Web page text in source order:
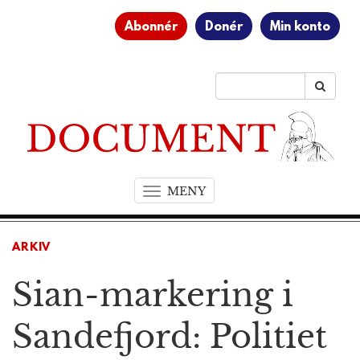
Abonnér Donér Min konto
MENYT
o
n
ARKIV
Sian-markering i
Sandefjord: Politiet